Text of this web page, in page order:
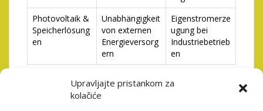
Upravljajte pristankom za
kolačiće
Photovoltaik &
Speicherlösung
en
Unabhängigkeit
von externen
Energieversorg
ern
Eigenstromerze
ugung bei
Industriebetrieb
en
Die Integration dieser Technologien zeigt, wie
Innovationen auf dem Gebiet der Energieeffizienz die